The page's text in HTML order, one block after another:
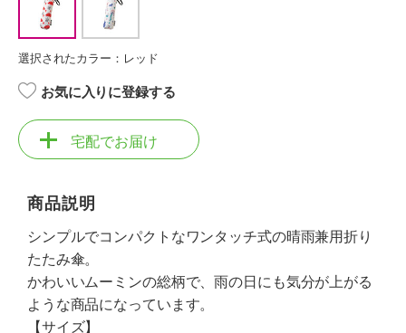
選択されたカラー：レッド
お気に入りに登録する
宅配でお届け
商品説明
シンプルでコンパクトなワンタッチ式の晴雨兼用折り
たたみ傘。
かわいいムーミンの総柄で、雨の日にも気分が上がる
ような商品になっています。
【サイズ】